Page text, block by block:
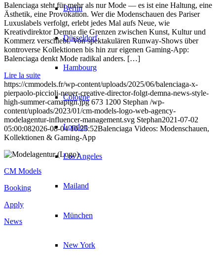
Berlin
Düsseldorf
Hambourg
Cologne
London
Los Angeles
Mailand
München
New York
Balenciaga steht für mehr als nur Mode — es ist eine Haltung, eine
Ästhetik, eine Provokation. Wer die Modenschauen des Pariser
Luxuslabels verfolgt, erlebt jedes Mal aufs Neue, wie
Kreativdirektor Demna die Grenzen zwischen Kunst, Kultur und
Kommerz verschiebt. Von spektakulären Runway-Shows über
kontroverse Kollektionen bis hin zur eigenen Gaming-App:
Balenciaga denkt Mode radikal anders. […]
Lire la suite
https://cmmodels.fr/wp-content/uploads/2025/06/balenciaga-x-
pierpaolo-piccioli-neuer-creative-director-folgt-demna-news-style-
high-summer-camapign.jpg 673 1200 Stephan /wp-
content/uploads/2023/01/cm-models-logo-web-agency-
modelagentur-influencer-management.svg Stephan2021-07-02
05:00:082026-08-04 10:25:52Balenciaga Videos: Modenschauen,
Kollektionen & Gaming-App
CM Models
Booking
Apply
News